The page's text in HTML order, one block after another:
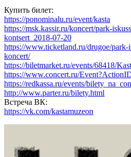
Купить билет:
https://ponominalu.ru/event/kasta
https://msk.kassir.ru/koncert/park-
kontsert_2018-07-20
https://www.ticketland.ru/drugoe/park-
koncert/
https://biletmarket.ru/events/68418/
https://www.concert.ru/
https://redkassa.ru/events/
http://www.parter.ru/bilety.html
Встреча ВК:
https://vk.com/kastamuzeon